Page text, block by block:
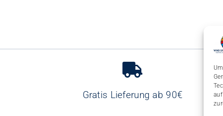
Gratis Lieferung ab 90€